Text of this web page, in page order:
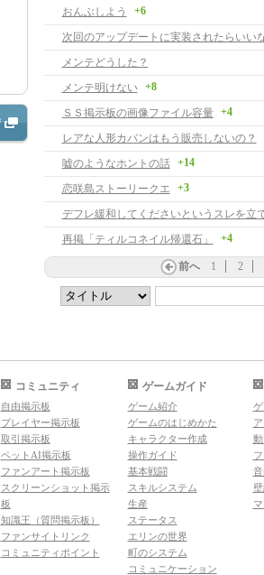
おんぶしよう
+6
次回のアップデートに実装されたらいい
メンテどうした？
メンテ明けない
+8
ＳＳ掲示板の画像ファイル容量 +4
レアな人形カバンはもう販売しないの？
嘘のようなホントの話 +14
恋咲島ストーリークエ +3
デフレ緩和してくださいというスレを立
再掲「ティルコネイル帰還石」
+4
前へ 1 2
コミュニティ
自由掲示板
プレイヤー掲示板
取引掲示板
ペットAI掲示板
ファンアート掲示板
スクリーンショット掲示
板
知識王（質問掲示板）
ファンサイトリンク
コミュニティポイント
ゲームガイド
ゲーム紹介
ゲームのはじめかた
キャラクター作成
操作ガイド
基本戦闘
スキルシステム
生産
ステータス
エリンの世界
町のシステム
コミュニケーション